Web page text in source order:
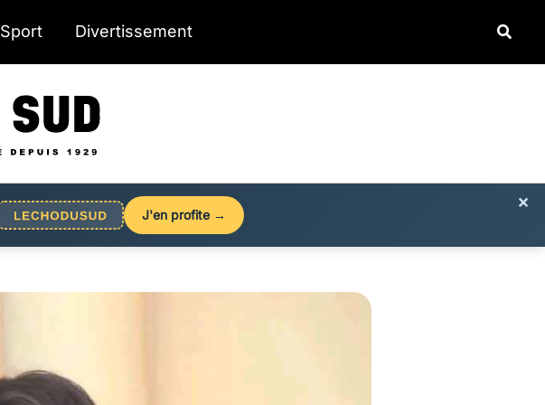
Sport Divertissement
×
J'en profite →